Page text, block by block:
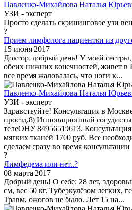
Павленко-Михайлова Наталья
УЗИ - эксперт
Просто сделать скрининговое узи
?
Прием лимфолога пациентки из
15 июня 2017
Доктор, добрый день! У моей сестры,
обеих нижних конечностей, живет в
все время жаловалась, что ноги к...
Павленко-Михайлова Наталья
УЗИ - эксперт
Здравствуйте! Консультация в
проезд.8) Инновационный
телеОНУ 84956519613.
мягких тканей 1700 руб. Все
сделаем сразу во время консультации
?
Лимфедема или нет..?
08 марта 2017
Добрый день! О себе: 28 лет,
см, вес 50 кг. Туберкулёзом легких,
Травм, ожогов не было. Лет 15 на...